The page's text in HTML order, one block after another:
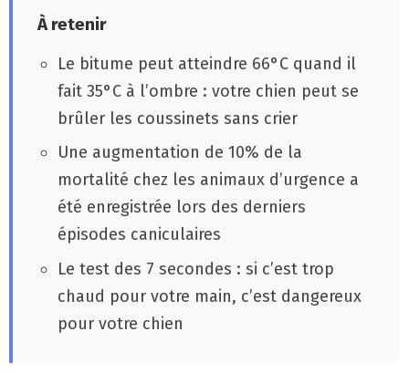
À retenir
Le bitume peut atteindre 66°C quand il
fait 35°C à l’ombre : votre chien peut se
brûler les coussinets sans crier
Une augmentation de 10% de la
mortalité chez les animaux d’urgence a
été enregistrée lors des derniers
épisodes caniculaires
Le test des 7 secondes : si c’est trop
chaud pour votre main, c’est dangereux
pour votre chien